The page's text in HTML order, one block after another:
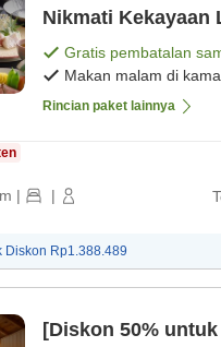
Nikmati Kekayaan
Perjalanan Kuliner
Gratis pembatalan
Makan malam di
Rincian paket lainnya
| |
Diskon Rp1.388.489
[Diskon 50%